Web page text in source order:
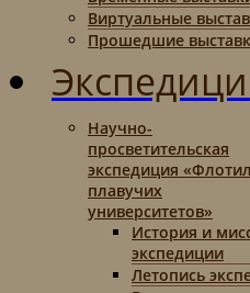
Виртуальные
Прошедшие
Научно-
просветительская
экспедиция
плавучих
университетов»
История и
экспедиции
Летопись